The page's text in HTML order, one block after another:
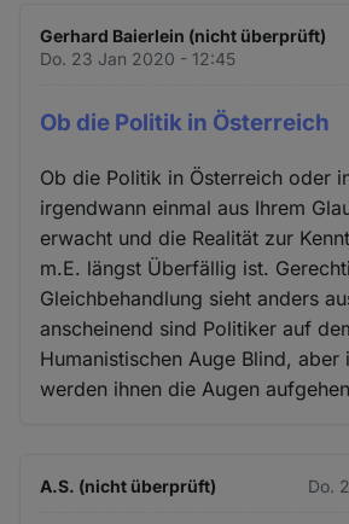
Gerhard Baierlein (nicht überprüft)
Do. 23 Jan 2020 - 12:45
Ob die Politik in Österreich
Ob die Politik in Österreich oder
irgendwann einmal aus Ihrem
erwacht und die Realität zur
m.E. längst Überfällig ist.
Gleichbehandlung sieht anders
anscheinend sind Politiker auf
Humanistischen Auge Blind, aber
werden ihnen die Augen
A.S. (nicht überprüft) Do.